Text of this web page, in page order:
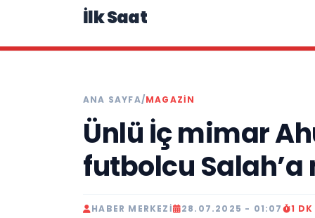
İlk Saat
ANA SAYFA/MAGAZIN
Ünlü İç mimar
futbolcu
HABER MERKEZI 28.07.2025 - 01:07 1